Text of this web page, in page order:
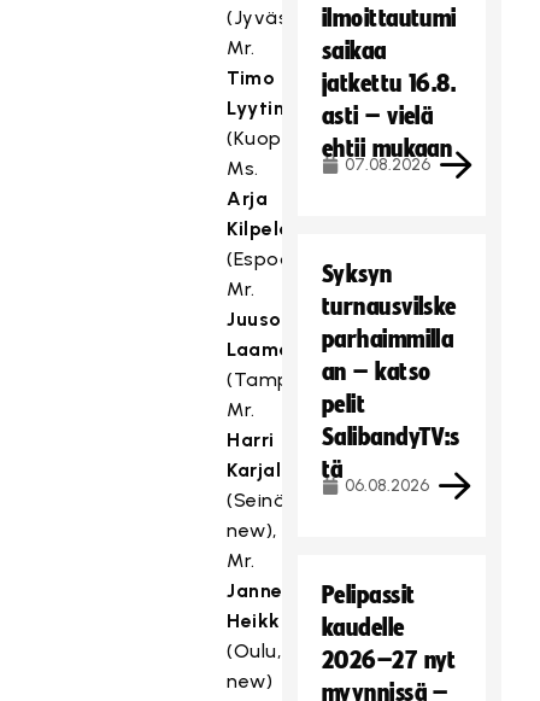
(Jyväskylä),
Mr.
Timo
Lyytinen
(Kuopio),
Ms.
Arja
Kilpeläinen
(Espoo),
Mr.
Juuso
Laamanen
(Tampere),
Mr.
Harri
Karjala
(Seinäjoki,
new),
Mr.
Janne
Heikkinen
(Oulu,
new)
ilmoittautumi
saikaa
jatkettu 16.8.
asti – vielä
ehtii mukaan
07.08.2026
Syksyn
turnausvilske
parhaimmilla
an – katso
pelit
SalibandyTV:s
tä
06.08.2026
Pelipassit
kaudelle
2026–27 nyt
myynnissä –